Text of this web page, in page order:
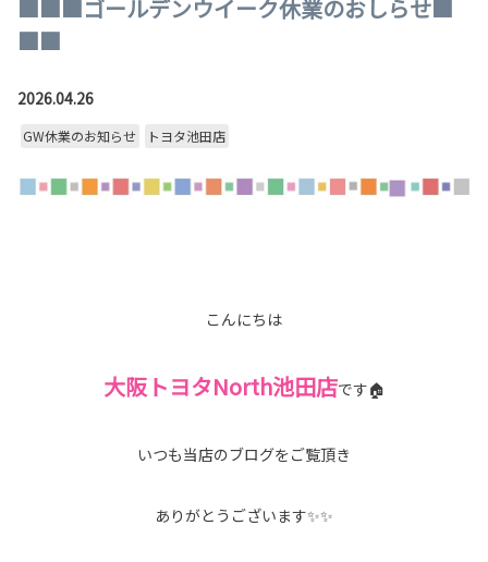
■■■ゴールデンウイーク休業のおしらせ■
■■
2026.04.26
GW休業のお知らせ トヨタ池田店
こんにちは
大阪トヨタNorth池田店です🏠
いつも当店のブログをご覧頂き
ありがとうございます✨✨